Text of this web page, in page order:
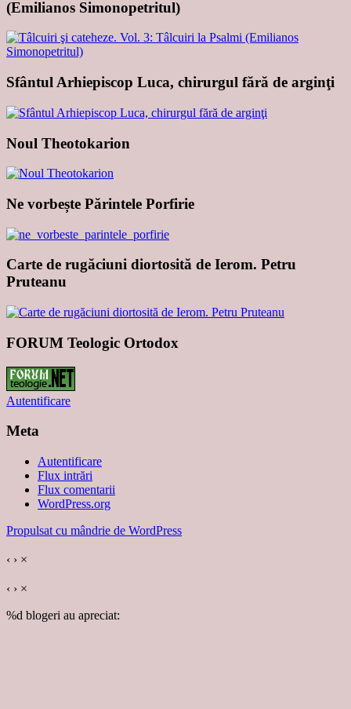
(Emilianos Simonopetritul)
Sfântul Arhiepiscop Luca, chirurgul fără de arginţi
Noul Theotokarion
Ne vorbește Părintele Porfirie
Carte de rugăciuni diortosită de Ierom. Petru
Pruteanu
FORUM Teologic Ortodox
Autentificare
Meta
Autentificare
Flux intrări
Flux comentarii
WordPress.org
Propulsat cu mândrie de WordPress
‹ › ×
‹ › ×
%d blogeri au apreciat: